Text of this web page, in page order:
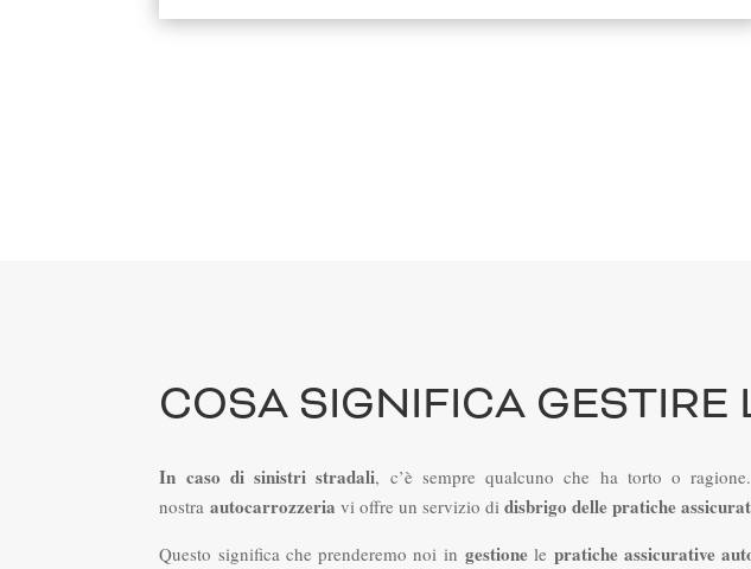
COSA SIGNIFICA GESTIRE
In caso di sinistri stradali, c’è sempre qualcuno che ha torto o
nostraautocarrozzeria vi offre un servizio didisbrigo delle pratiche
Questo significa che prenderemo noi ingestione le pratiche assicurative